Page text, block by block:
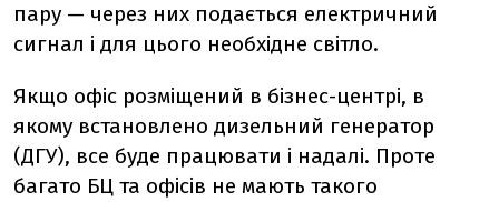
пару — через них подається електричний
сигнал і для цього необхідне світло.
Якщо офіс розміщений в бізнес-центрі, в
якому встановлено дизельний генератор
(ДГУ), все буде працювати і надалі. Проте
багато БЦ та офісів не мають такого